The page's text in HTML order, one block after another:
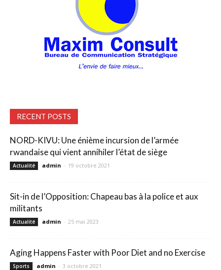
RECENT POSTS
NORD-KIVU: Une énième incursion de l’armée
rwandaise qui vient annihiler l’état de siège
Actualité admin - 19 octobre 2021
Sit-in de l’Opposition: Chapeau bas à la police et aux
militants
Actualité admin - 25 mai 2023
Aging Happens Faster with Poor Diet and no Exercise
Sports admin - 3 octobre 2021